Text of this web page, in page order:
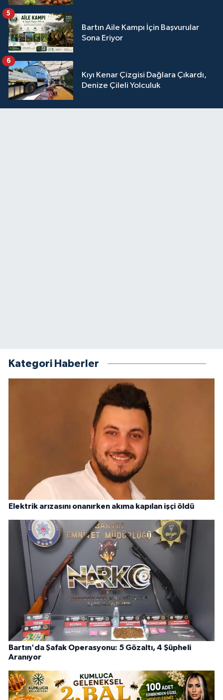
Bartın Aile Kampı İçin Başvurular
Sona Eriyor
5
Kıyı Kenar Çizgisi Dağlara Çıkardı,
Denize Çileli Yolculuk
6
Kategori Haberler
Elektrik arızasını onanırken akıma kapılan işçi öldü
Bartın'da Şafak Operasyonu: 5 Gözaltı, 4 Şüpheli
Aranıyor